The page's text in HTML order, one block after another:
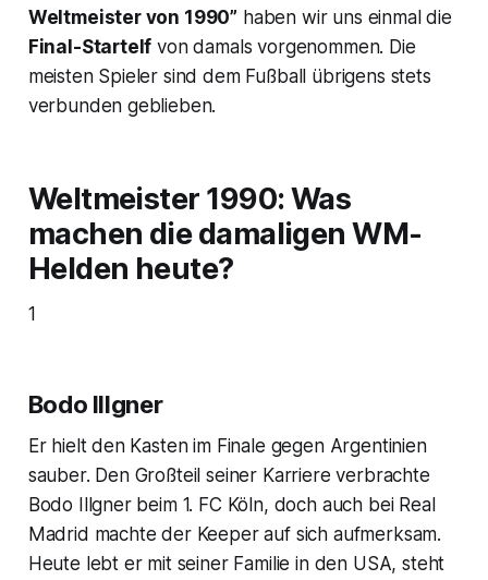
Weltmeister von 1990” haben wir uns einmal die
Final-Startelf von damals vorgenommen. Die
meisten Spieler sind dem Fußball übrigens stets
verbunden geblieben.
Weltmeister 1990: Was
machen die damaligen WM-
Helden heute?
1
Bodo Illgner
Er hielt den Kasten im Finale gegen Argentinien
sauber. Den Großteil seiner Karriere verbrachte
Bodo Illgner beim 1. FC Köln, doch auch bei Real
Madrid machte der Keeper auf sich aufmerksam.
Heute lebt er mit seiner Familie in den USA, steht